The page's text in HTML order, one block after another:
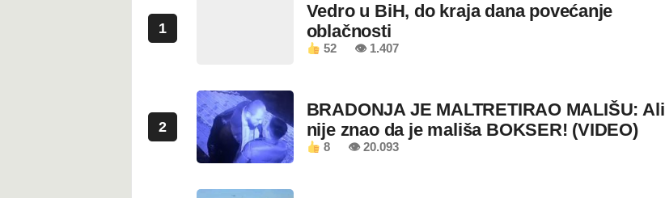
1
Vedro u BiH, do kraja dana povećanje
oblačnosti
52 👁 1.407
2
BRADONJA JE MALTRETIRAO MALIŠU: Ali
nije znao da je mališa BOKSER! (VIDEO)
8 👁 20.093